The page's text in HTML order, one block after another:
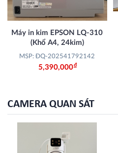
Máy in kim EPSON LQ-310
(Khổ A4, 24kim)
MSP: ĐQ-202541792142
5,390,000Đ
CAMERA QUAN SÁT